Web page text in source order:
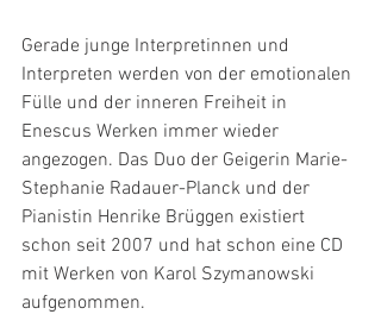
Gerade junge Interpretinnen und
Interpreten werden von der emotionalen
Fülle und der inneren Freiheit in
Enescus Werken immer wieder
angezogen. Das Duo der Geigerin Marie-
Stephanie Radauer-Planck und der
Pianistin Henrike Brüggen existiert
schon seit 2007 und hat schon eine CD
mit Werken von Karol Szymanowski
aufgenommen.